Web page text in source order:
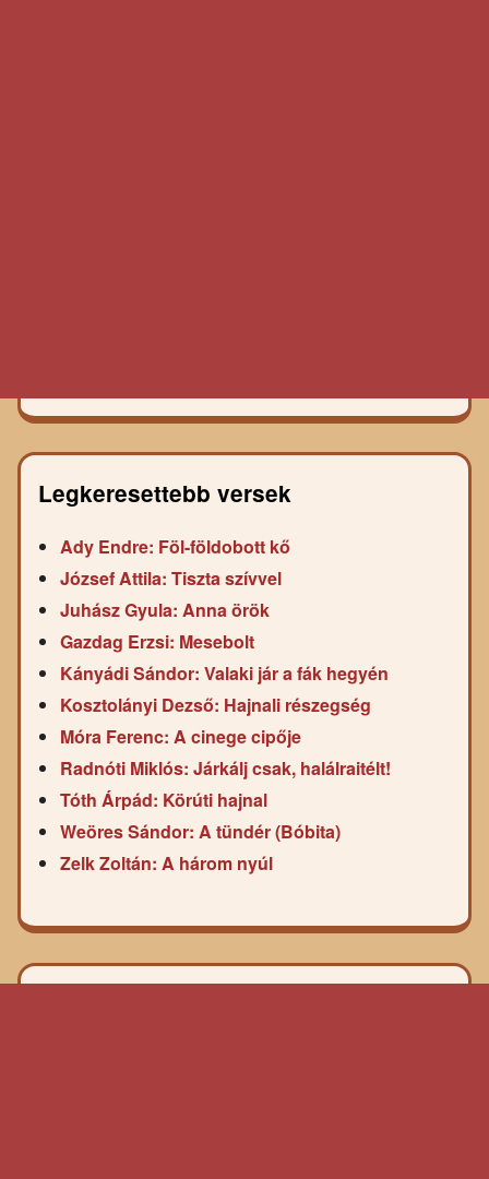
Legkeresettebb versek
Ady Endre: Föl-földobott kő
József Attila: Tiszta szívvel
Juhász Gyula: Anna örök
Gazdag Erzsi: Mesebolt
Kányádi Sándor: Valaki jár a fák hegyén
Kosztolányi Dezső: Hajnali részegség
Móra Ferenc: A cinege cipője
Radnóti Miklós: Járkálj csak, halálraitélt!
Tóth Árpád: Körúti hajnal
Weöres Sándor: A tündér (Bóbita)
Zelk Zoltán: A három nyúl